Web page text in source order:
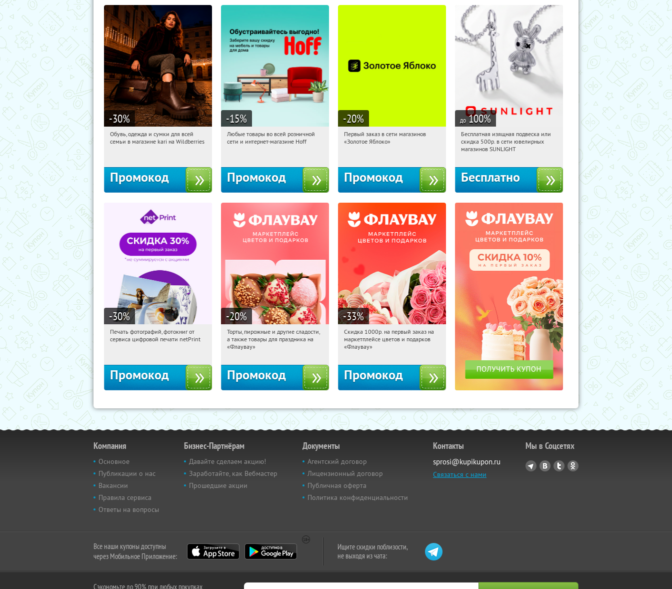
-30%
12:45:47 Получили:
Обувь, одежда и сумки для всей
семьи в магазине kari на Wildberries
Промокод
-15%
12:45:47 Получили:
Любые товары во всей розничной
сети и интернет-магазине Hoff
Промокод
-20%
12:45:47
Получи первым!
Первый заказ в сети магазинов
«Золотое Яблоко»
Промокод
до 100%
12:45:47 Получили:
Россия
Бесплатная изящная подвеска или
скидка 500р. в сети ювелирных
магазинов SUNLIGHT
Бесплатно
-30%
12:45:47 Получили:
Печать фотографий, фотокниг от
сервиса цифровой печати netPrint
Промокод
-20%
12:45:47 Получили:
Россия
Торты, пирожные и другие сладости,
а также товары для праздника на
«Флаувау»
Промокод
-33%
12:45:47 Получили:
Россия
Скидка 1000р. на первый заказ на
маркетплейсе цветов и подарков
«Флаувау»
Промокод
Компания
Основное
Публикации о нас
Вакансии
Правила сервиса
Ответы на вопросы
Бизнес-Партнёрам
Давайте сделаем акцию!
Заработайте, как Вебмастер
Прошедшие акции
Документы
Агентский договор
Лицензионный договор
Публичная оферта
Политика конфиденциальности
Контакты
sprosi@kupikupon.ru
Связаться с нами
Мы в Соцсетях
Все наши купоны доступны
через Мобильное Приложение:
Ищите скидки поблизости,
не выходя из чата:
Сэкономьте до 90% при любых покупках